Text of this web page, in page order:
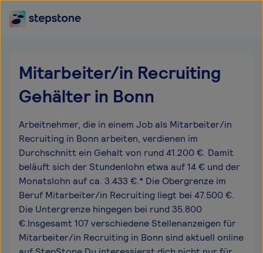
Mitarbeiter/in Recruiting
Gehälter in Bonn
Arbeitnehmer, die in einem Job als Mitarbeiter/in
Recruiting in Bonn arbeiten, verdienen im
Durchschnitt ein Gehalt von rund 41.200 €. Damit
beläuft sich der Stundenlohn etwa auf 14 € und der
Monatslohn auf ca. 3.433 €.* Die Obergrenze im
Beruf Mitarbeiter/in Recruiting liegt bei 47.500 €.
Die Untergrenze hingegen bei rund 35.800
€.Insgesamt 107 verschiedene Stellenanzeigen für
Mitarbeiter/in Recruiting in Bonn sind aktuell online